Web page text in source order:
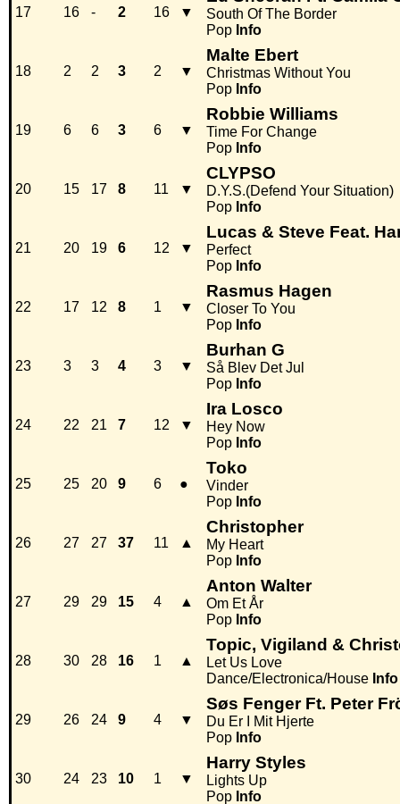
17 16 - 2 16 ▼
South Of The Border
Pop Info
18 2 2 3 2 ▼
Malte Ebert
Christmas Without You
Pop Info
19 6 6 3 6 ▼
Robbie Williams
Time For Change
Pop Info
20 15 17 8 11 ▼
CLYPSO
D.Y.S.(Defend Your Situation)
Pop Info
21 20 19 6 12 ▼
Lucas & Steve Feat.
Perfect
Pop Info
22 17 12 8 1 ▼
Rasmus Hagen
Closer To You
Pop Info
23 3 3 4 3 ▼
Burhan G
Så Blev Det Jul
Pop Info
24 22 21 7 12 ▼
Ira Losco
Hey Now
Pop Info
25 25 20 9 6 ●
Toko
Vinder
Pop Info
26 27 27 37 11 ▲
Christopher
My Heart
Pop Info
27 29 29 15 4 ▲
Anton Walter
Om Et År
Pop Info
28 30 28 16 1 ▲
Topic, Vigiland &
Let Us Love
Dance/Electronica/House Info
29 26 24 9 4 ▼
Søs Fenger Ft. Peter
Du Er I Mit Hjerte
Pop Info
30 24 23 10 1 ▼
Harry Styles
Lights Up
Pop Info